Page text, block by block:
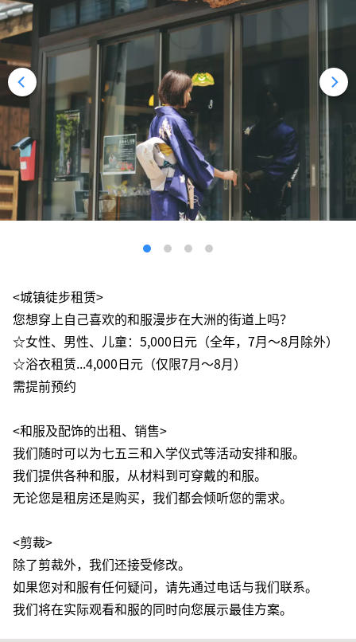
<城镇徒步租赁>
您想穿上自己喜欢的和服漫步在大洲的街道上吗？
☆女性、男性、儿童：5,000日元（全年，7月～8月除外）
☆浴衣租赁...4,000日元（仅限7月～8月）
需提前预约
<和服及配饰的出租、销售>
我们随时可以为七五三和入学仪式等活动安排和服。
我们提供各种和服，从材料到可穿戴的和服。
无论您是租房还是购买，我们都会倾听您的需求。
<剪裁>
除了剪裁外，我们还接受修改。
如果您对和服有任何疑问，请先通过电话与我们联系。
我们将在实际观看和服的同时向您展示最佳方案。